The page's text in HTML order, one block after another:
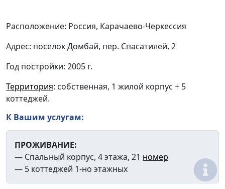
Расположение: Россия, Карачаево-Черкессия
Адрес: поселок Домбай, пер. Спасатилей, 2
Год постройки: 2005 г.
Территория: собственная, 1 жилой корпус + 5
коттеджей.
К Вашим услугам:
ПРОЖИВАНИЕ:
— Спальный корпус, 4 этажа, 21 номер
— 5 коттеджей 1-но этажных